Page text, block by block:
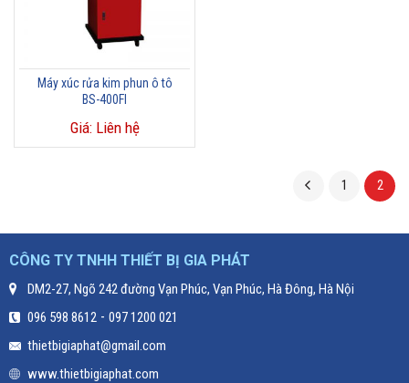
Máy xúc rửa kim phun ô tô
BS-400FI
Giá: Liên hệ
1 2
CÔNG TY TNHH THIẾT BỊ GIA PHÁT
DM2-27, Ngõ 242 đường Vạn Phúc, Vạn Phúc, Hà Đông, Hà Nội
096 598 8612- 097 1200 021
thietbigiaphat@gmail.com
www.thietbigiaphat.com